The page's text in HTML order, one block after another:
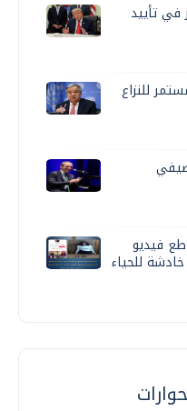
في تأييد
للنزاع
فيديو
للحياء